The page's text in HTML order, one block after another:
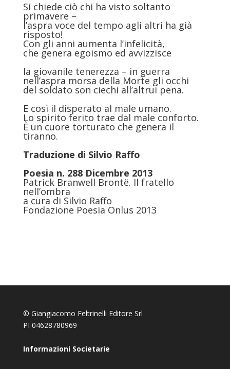
Si chiede ciò chi ha visto soltanto
primavere –
l’aspra voce del tempo agli altri ha già
risposto!
Con gli anni aumenta l’infelicità,
che genera egoismo ed avvizzisce
la giovanile tenerezza – in guerra
nell’aspra morsa della Morte gli occhi
del soldato son ciechi all’altrui pena.
E così il disperato al male umano.
Lo spirito ferito trae dal male conforto.
È un cuore torturato che genera il
tiranno.
Traduzione di Silvio Raffo
Poesia n. 288 Dicembre 2013
Patrick Branwell Brontë. Il fratello
nell’ombra
a cura di Silvio Raffo
Fondazione Poesia Onlus 2013
© Giangiacomo Feltrinelli Editore Srl
PI 04628780969
Informazioni Societarie